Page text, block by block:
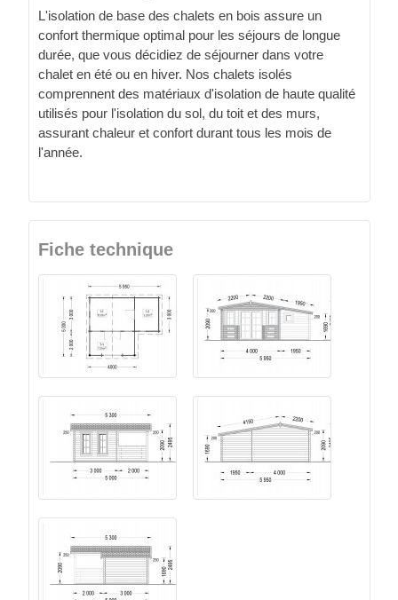
L'isolation de base des chalets en bois assure un
confort thermique optimal pour les séjours de longue
durée, que vous décidiez de séjourner dans votre
chalet en été ou en hiver. Nos chalets isolés
comprennent des matériaux d'isolation de haute qualité
utilisés pour l'isolation du sol, du toit et des murs,
assurant chaleur et confort durant tous les mois de
l'année.
Fiche technique